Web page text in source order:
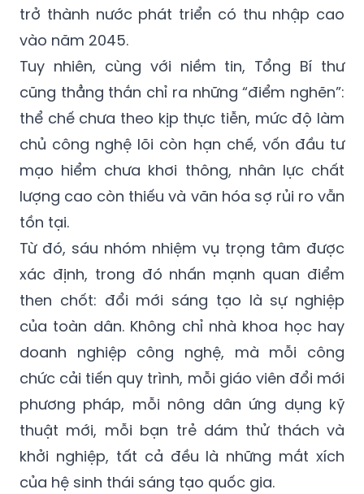
trở thành nước phát triển có thu nhập cao
vào năm 2045.
Tuy nhiên, cùng với niềm tin, Tổng Bí thư
cũng thẳng thắn chỉ ra những “điểm nghẽn”:
thể chế chưa theo kịp thực tiễn, mức độ làm
chủ công nghệ lõi còn hạn chế, vốn đầu tư
mạo hiểm chưa khơi thông, nhân lực chất
lượng cao còn thiếu và văn hóa sợ rủi ro vẫn
tồn tại.
Từ đó, sáu nhóm nhiệm vụ trọng tâm được
xác định, trong đó nhấn mạnh quan điểm
then chốt: đổi mới sáng tạo là sự nghiệp
của toàn dân. Không chỉ nhà khoa học hay
doanh nghiệp công nghệ, mà mỗi công
chức cải tiến quy trình, mỗi giáo viên đổi mới
phương pháp, mỗi nông dân ứng dụng kỹ
thuật mới, mỗi bạn trẻ dám thử thách và
khởi nghiệp, tất cả đều là những mắt xích
của hệ sinh thái sáng tạo quốc gia.